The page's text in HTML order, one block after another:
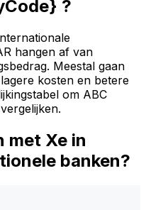
?
hangen af van
Meestal gaan
kosten en betere
om ABC
met Xe in
banken?